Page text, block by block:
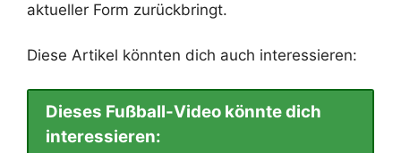
aktueller Form zurückbringt.
Diese Artikel könnten dich auch interessieren:
Dieses Fußball-Video könnte dich
interessieren: